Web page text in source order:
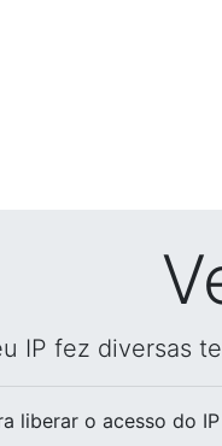
IP fez diversas
liberar o acesso do IP